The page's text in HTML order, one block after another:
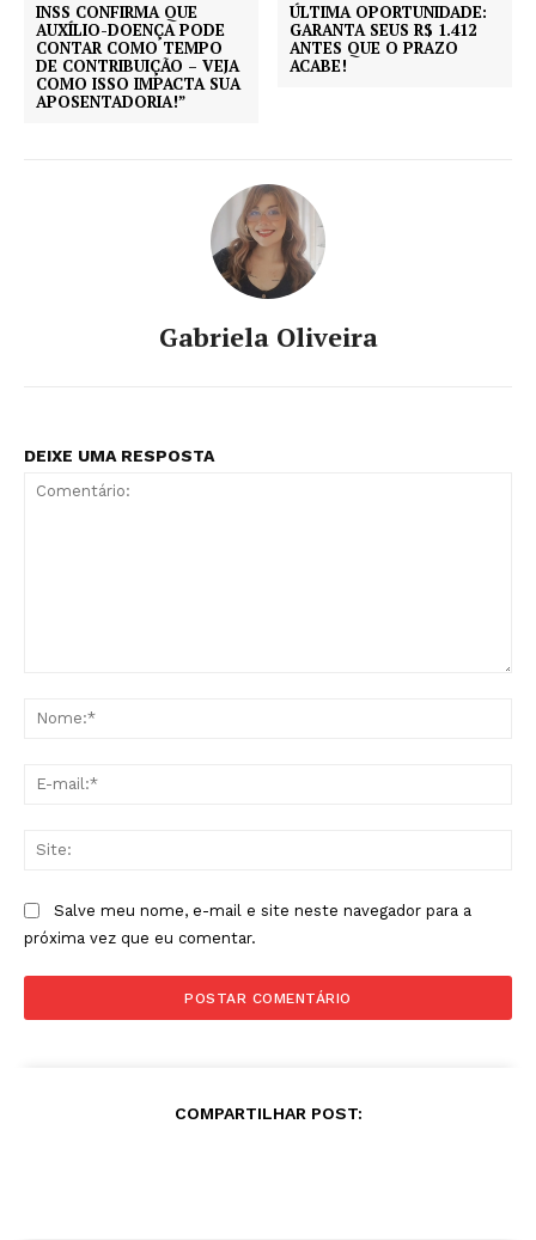
INSS CONFIRMA QUE
AUXÍLIO-DOENÇA PODE
CONTAR COMO TEMPO
DE CONTRIBUIÇÃO – VEJA
COMO ISSO IMPACTA SUA
APOSENTADORIA!”
ÚLTIMA OPORTUNIDADE:
GARANTA SEUS R$ 1.412
ANTES QUE O PRAZO
ACABE!
Gabriela Oliveira
DEIXE UMA RESPOSTA
Salve meu nome, e-mail e site neste navegador para a
próxima vez que eu comentar.
COMPARTILHAR POST: